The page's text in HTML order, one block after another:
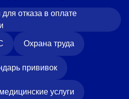
отказа в оплате
Охрана труда
прививок
услуги